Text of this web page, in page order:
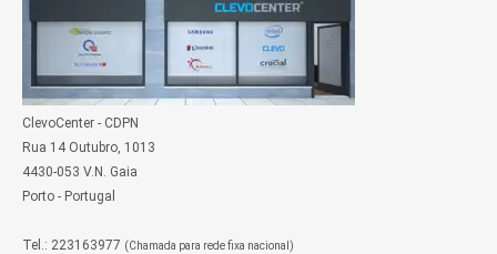
ClevoCenter - CDPN
Rua 14 Outubro, 1013
4430-053 V.N. Gaia
Porto - Portugal
Tel.: 223163977 (Chamada para rede fixa nacional)